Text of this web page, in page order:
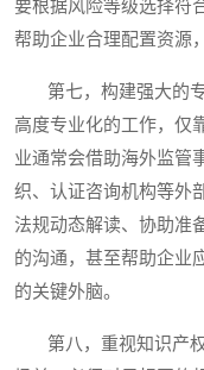
要根据风险等级选择符
帮助企业合理配置资源
第七，构建强大的专
高度专业化的工作，仅
业通常会借助海外监管
织、认证咨询机构等外
法规动态解读、协助准
的沟通，甚至帮助企业
的关键外脑。
第八，重视知识产权